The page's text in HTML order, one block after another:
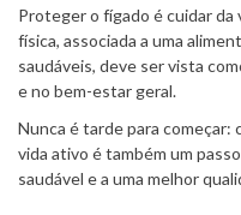
Proteger o fígado é cuidar
física, associada a uma
saudáveis, deve ser vista
e no bem-estar geral.
Nunca é tarde para começar:
vida ativo é também um
saudável e a uma melhor